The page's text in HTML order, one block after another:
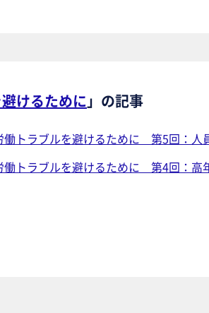
けるために」の記事
働トラブルを避けるために 第5回：人
働トラブルを避けるために 第4回：高